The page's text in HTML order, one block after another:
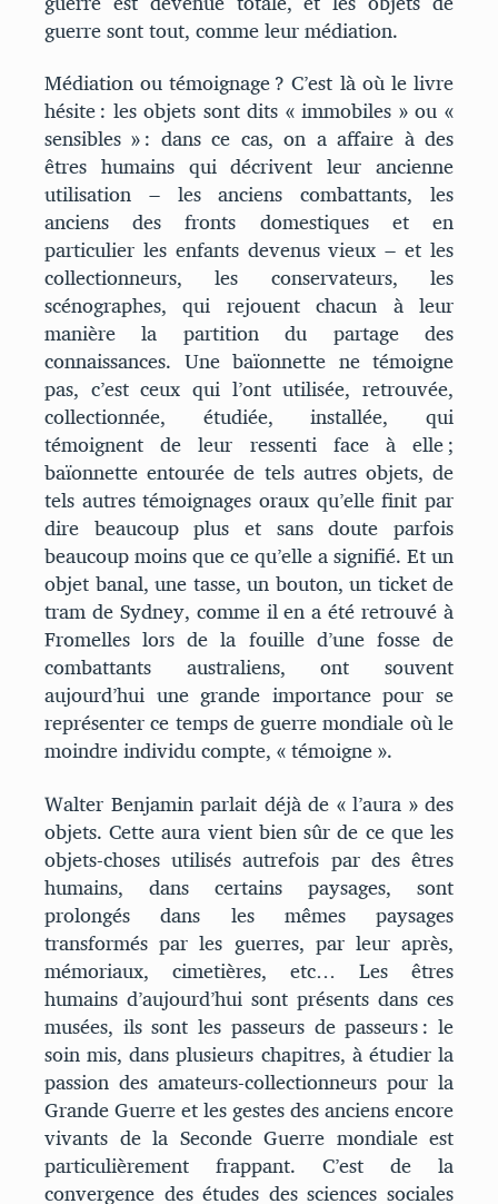
guerre sont tout, comme leur médiation.
Médiation ou témoignage ? C’est là où le livre
hésite : les objets sont dits « immobiles » ou «
sensibles » : dans ce cas, on a affaire à des
êtres humains qui décrivent leur ancienne
utilisation ‒ les anciens combattants, les
anciens des fronts domestiques et en
particulier les enfants devenus vieux ‒ et les
collectionneurs, les conservateurs, les
scénographes, qui rejouent chacun à leur
manière la partition du partage des
connaissances. Une baïonnette ne témoigne
pas, c’est ceux qui l’ont utilisée, retrouvée,
collectionnée, étudiée, installée, qui
témoignent de leur ressenti face à elle ;
baïonnette entourée de tels autres objets, de
tels autres témoignages oraux qu’elle finit par
dire beaucoup plus et sans doute parfois
beaucoup moins que ce qu’elle a signifié. Et un
objet banal, une tasse, un bouton, un ticket de
tram de Sydney, comme il en a été retrouvé à
Fromelles lors de la fouille d’une fosse de
combattants australiens, ont souvent
aujourd’hui une grande importance pour se
représenter ce temps de guerre mondiale où le
moindre individu compte, « témoigne ».
Walter Benjamin parlait déjà de « l’aura » des
objets. Cette aura vient bien sûr de ce que les
objets-choses utilisés autrefois par des êtres
humains, dans certains paysages, sont
prolongés dans les mêmes paysages
transformés par les guerres, par leur après,
mémoriaux, cimetières, etc… Les êtres
humains d’aujourd’hui sont présents dans ces
musées, ils sont les passeurs de passeurs : le
soin mis, dans plusieurs chapitres, à étudier la
passion des amateurs-collectionneurs pour la
Grande Guerre et les gestes des anciens encore
vivants de la Seconde Guerre mondiale est
particulièrement frappant. C’est de la
convergence des études des sciences sociales